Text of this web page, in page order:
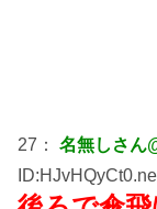
27： 名無しさん